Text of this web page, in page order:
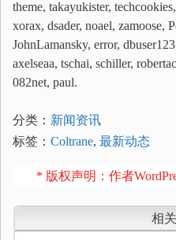
theme, takayukister,
xorax, dsader, noael, zamoose,
JohnLamansky, error,
axelseaa, tschai, schiller,
082net, paul.
分类： 新闻资讯
标签： Coltrane, 最新动态
* 版权声明：作者
相